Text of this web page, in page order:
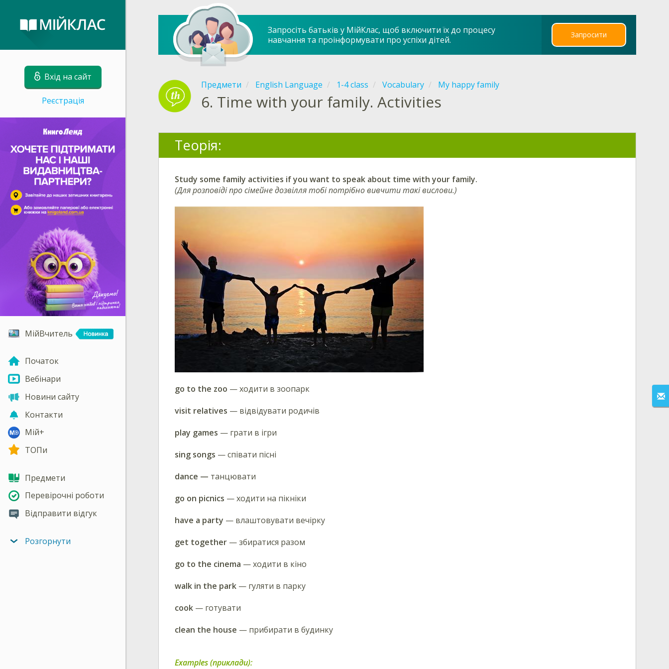
Вхід на сайт
Реєстрація
МійВчитель
Початок
Вебінари
Новини сайту
Контакти
Мій+
ТОПи
Предмети
Перевірочні роботи
Відправити відгук
Розгорнути
Запросіть батьків у МійКлас, щоб включити їх до процесу
навчання та проінформувати про успіхи дітей.
Запросити
Предмети English Language 1-4 class Vocabulary My happy family
6. Time with your family. Activities
Теорія:
Study some family activities if you want to speak about time with your family.
(Для розповіді про сімейне дозвілля тобі потрібно вивчити такі вислови.)
go to the zoo — ходити в зоопарк
visit relatives — відвідувати родичів
play games — грати в ігри
sing songs — співати пісні
dance — танцювати
go on picnics — ходити на пікніки
have a party — влаштовувати вечірку
get together — збиратися разом
go to the cinema — ходити в кіно
walk in the park — гуляти в парку
cook — готувати
clean the house — прибирати в будинку
Examples (приклади):